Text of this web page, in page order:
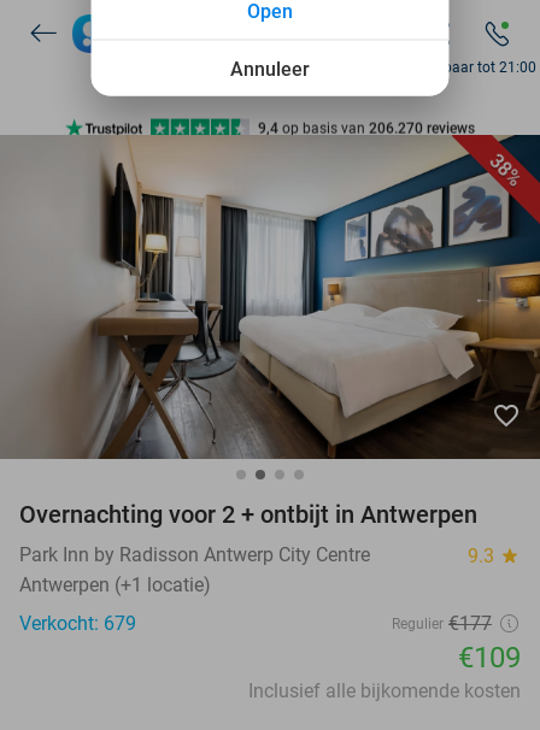
7 dagen per week beschikbaar
10+ miljoen leden
7 dagen per week beschikbaar
Bereikbaar tot 21:00
38%
favorite_border
Overnachting voor 2 + ontbijt in Antwerpen
Park Inn by Radisson Antwerp City Centre 9.3 star
Antwerpen (+1 locatie)
Verkocht: 679
Regulier €177
€109
Inclusief alle bijkomende kosten
Annuleer
Open